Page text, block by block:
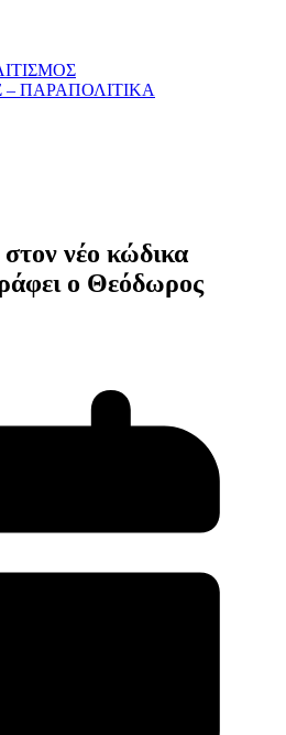
ΠΑΡΑΠΟΛΙΤΙΚΑ
νέο κώδικα
ο Θεόδωρος